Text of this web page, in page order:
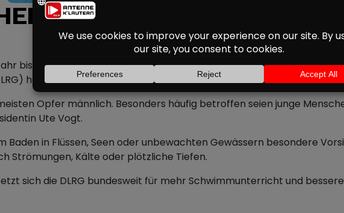
BADEUNFÄLLE IN
GESUNKEN
bislang zehn Menschen bei Badeunfällen ums Leben gekommen.
hervor. Im Vergleich zum Vorjahr bedeutet das einen leichten
Opfer männlich. Besonders häufig betroffen seien junge
Ute Vogt.
Baden in Flüssen, Seen oder unbewachten Gewässern besondere
Strömungen, Kälte oder plötzliche Tiefen.
sich die DLRG bundesweit für mehr Schwimmunterricht und